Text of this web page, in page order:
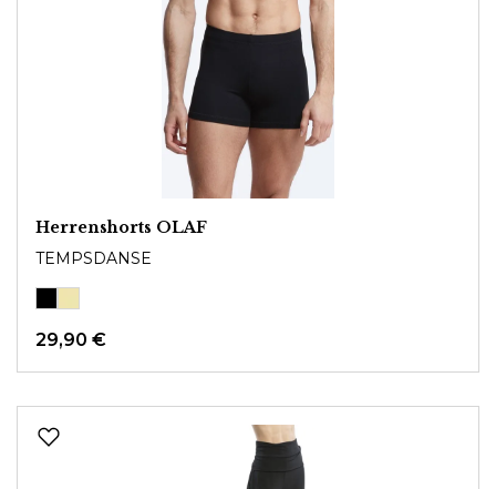
Herrenshorts OLAF
TEMPSDANSE
29,90 €